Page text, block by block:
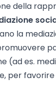
della
la
(ad es.
per favorire